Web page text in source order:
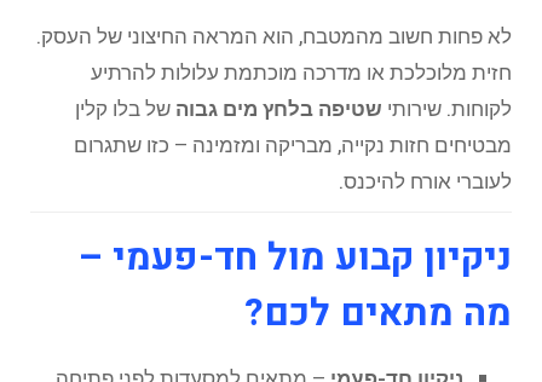
לא פחות חשוב מהמטבח, הוא המראה החיצוני של העסק.
חזית מלוכלכת או מדרכה מוכתמת עלולות להרתיע
לקוחות. שירותי שטיפה בלחץ מים גבוה של בלו קלין
מבטיחים חזות נקייה, מבריקה ומזמינה – כזו שתגרום
לעוברי אורח להיכנס.
ניקיון קבוע מול חד-פעמי –
מה מתאים לכם?